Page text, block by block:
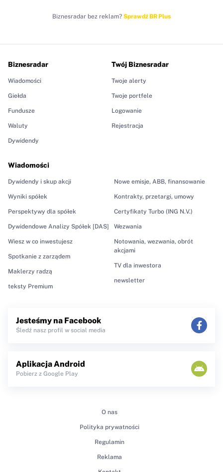
Biznesradar bez reklam? Sprawdź BR Plus
Biznesradar
Wiadomości
Giełda
Fundusze
Waluty
Dywidendy
Wiadomości
Dywidendy i skup akcji
Wyniki spółek
Perspektywy dla spółek
Dywidendowe Analizy Spółek [DAS]
Wiesz w co inwestujesz
Spotkanie z zarządem
Maklerzy radzą
teksty Premium
Nowe emisje, ABB, finansowanie
Kontrakty, przetargi, umowy
Certyfikaty Turbo (ING N.V.)
Wezwania
Notowania, wezwania, obrót
akcjami
TV dla inwestora
newsletter
Twój Biznesradar
Twoje alerty
Twoje portfele
Logowanie
Rejestracja
Jesteśmy na Facebook
Śledź nasz profil w social media
Aplikacja Android
Pobierz z Google Play
O nas
Polityka prywatności
Regulamin
Reklama